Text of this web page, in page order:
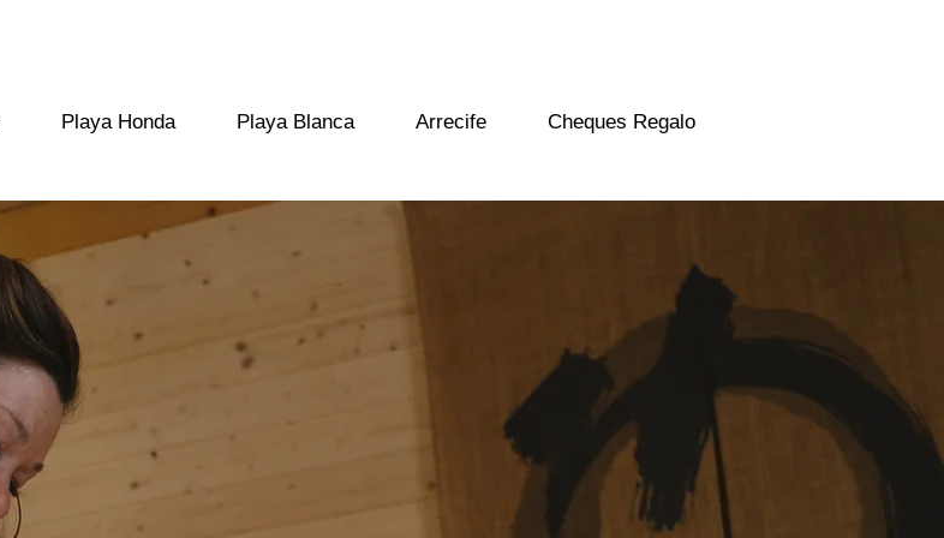
Playa Honda Playa Blanca Arrecife Cheques Regalo